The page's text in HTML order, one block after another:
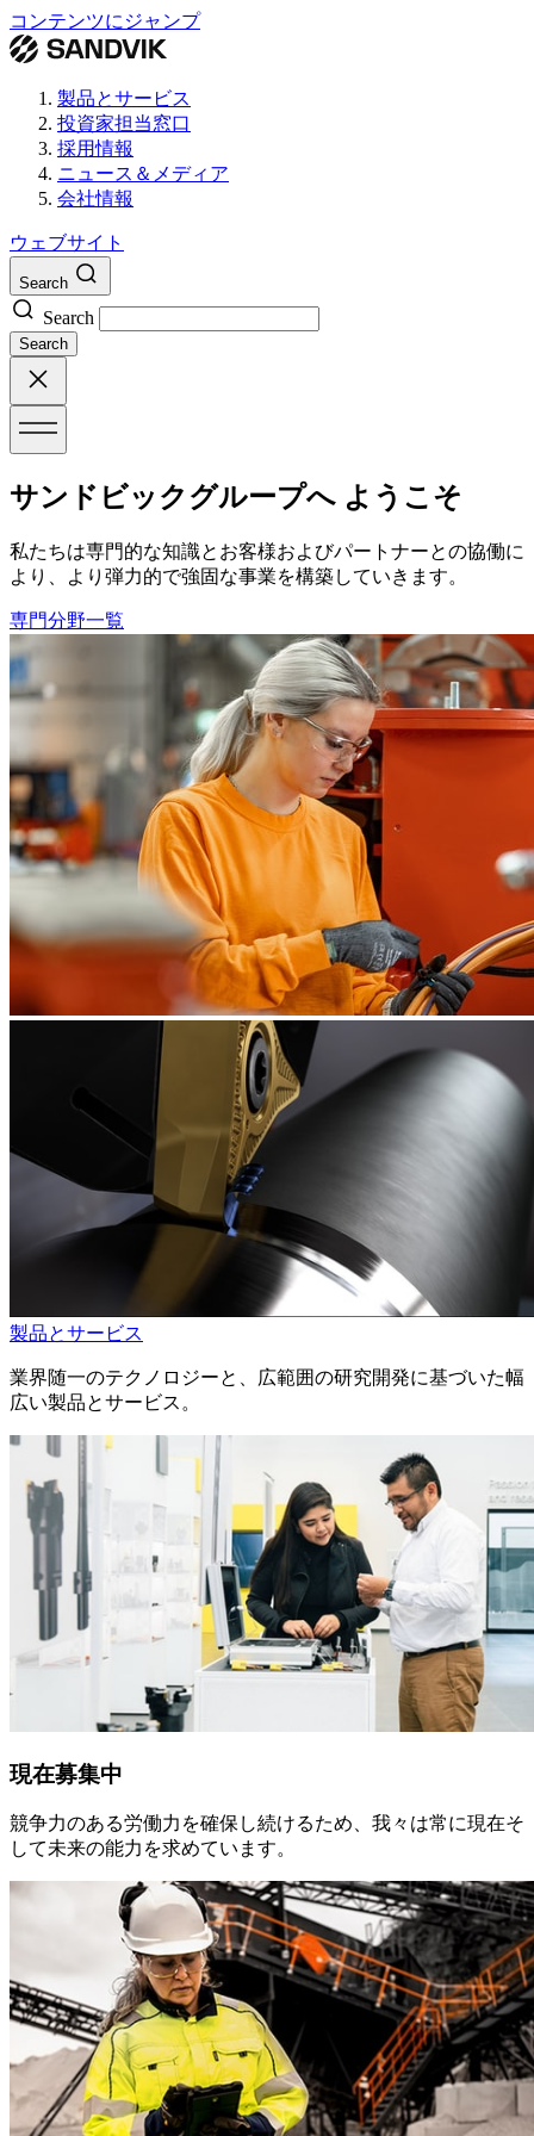
コンテンツにジャンプ
製品とサービス
投資家担当窓口
採用情報
ニュース＆メディア
会社情報
ウェブサイト
Search
Search
Search
サンドビックグループへ ようこそ
私たちは専門的な知識とお客様およびパートナーとの協働に
より、より弾力的で強固な事業を構築していきます。
専門分野一覧
製品とサービス
業界随一のテクノロジーと、広範囲の研究開発に基づいた幅
広い製品とサービス。
現在募集中
競争力のある労働力を確保し続けるため、我々は常に現在そ
して未来の能力を求めています。